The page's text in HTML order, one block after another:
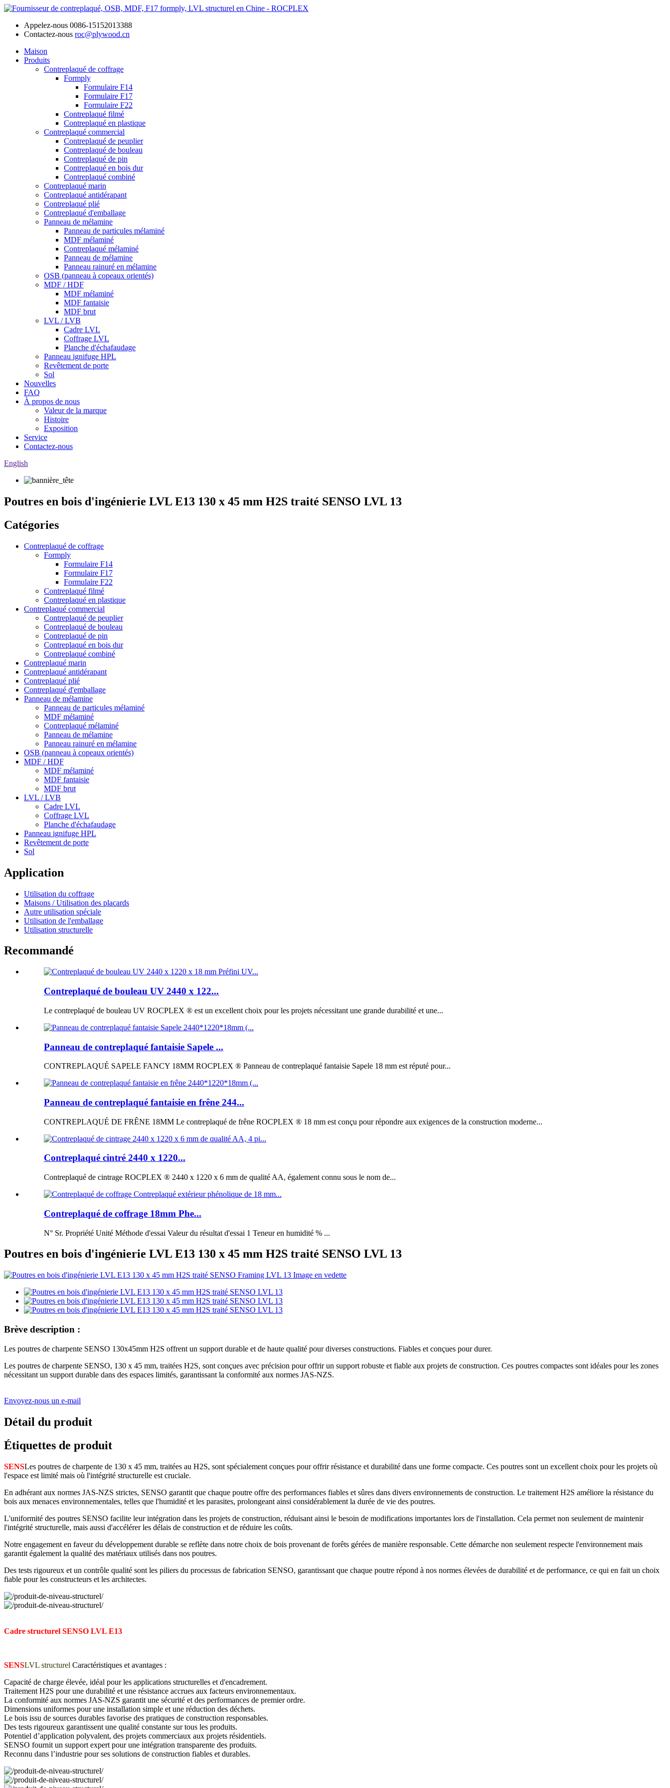
Appelez-nous 0086-15152013388
Contactez-nous roc@plywood.cn
Maison
Produits
Contreplaqué de coffrage
Formply
Formulaire F14
Formulaire F17
Formulaire F22
Contreplaqué filmé
Contreplaqué en plastique
Contreplaqué commercial
Contreplaqué de peuplier
Contreplaqué de bouleau
Contreplaqué de pin
Contreplaqué en bois dur
Contreplaqué combiné
Contreplaqué marin
Contreplaqué antidérapant
Contreplaqué plié
Contreplaqué d'emballage
Panneau de mélamine
Panneau de particules mélaminé
MDF mélaminé
Contreplaqué mélaminé
Panneau de mélamine
Panneau rainuré en mélamine
OSB (panneau à copeaux orientés)
MDF / HDF
MDF mélaminé
MDF fantaisie
MDF brut
LVL / LVB
Cadre LVL
Coffrage LVL
Planche d'échafaudage
Panneau ignifuge HPL
Revêtement de porte
Sol
Nouvelles
FAQ
À propos de nous
Valeur de la marque
Histoire
Exposition
Service
Contactez-nous
English
Poutres en bois d'ingénierie LVL E13 130 x 45 mm H2S traité SENSO LVL 13
Catégories
Contreplaqué de coffrage
Formply
Formulaire F14
Formulaire F17
Formulaire F22
Contreplaqué filmé
Contreplaqué en plastique
Contreplaqué commercial
Contreplaqué de peuplier
Contreplaqué de bouleau
Contreplaqué de pin
Contreplaqué en bois dur
Contreplaqué combiné
Contreplaqué marin
Contreplaqué antidérapant
Contreplaqué plié
Contreplaqué d'emballage
Panneau de mélamine
Panneau de particules mélaminé
MDF mélaminé
Contreplaqué mélaminé
Panneau de mélamine
Panneau rainuré en mélamine
OSB (panneau à copeaux orientés)
MDF / HDF
MDF mélaminé
MDF fantaisie
MDF brut
LVL / LVB
Cadre LVL
Coffrage LVL
Planche d'échafaudage
Panneau ignifuge HPL
Revêtement de porte
Sol
Application
Utilisation du coffrage
Maisons / Utilisation des placards
Autre utilisation spéciale
Utilisation de l'emballage
Utilisation structurelle
Recommandé
Contreplaqué de bouleau UV 2440 x 122...
Le contreplaqué de bouleau UV ROCPLEX ® est un excellent choix pour les projets nécessitant une grande durabilité et une...
Panneau de contreplaqué fantaisie Sapele ...
CONTREPLAQUÉ SAPELE FANCY 18MM ROCPLEX ® Panneau de contreplaqué fantaisie Sapele 18 mm est réputé pour...
Panneau de contreplaqué fantaisie en frêne 244...
CONTREPLAQUÉ DE FRÊNE 18MM Le contreplaqué de frêne ROCPLEX ® 18 mm est conçu pour répondre aux exigences de la construction moderne...
Contreplaqué cintré 2440 x 1220...
Contreplaqué de cintrage ROCPLEX ® 2440 x 1220 x 6 mm de qualité AA, également connu sous le nom de...
Contreplaqué de coffrage 18mm Phe...
N° Sr. Propriété Unité Méthode d'essai Valeur du résultat d'essai 1 Teneur en humidité % ...
Poutres en bois d'ingénierie LVL E13 130 x 45 mm H2S traité SENSO LVL 13
Brève description :
Les poutres de charpente SENSO 130x45mm H2S offrent un support durable et de haute qualité pour diverses constructions. Fiables et conçues pour durer.
Les poutres de charpente SENSO, 130 x 45 mm, traitées H2S, sont conçues avec précision pour offrir un support robuste et fiable aux projets de construction. Ces poutres compactes sont idéales pour les zones
nécessitant un support durable dans des espaces limités, garantissant la conformité aux normes JAS-NZS.
Envoyez-nous un e-mail
Détail du produit
Étiquettes de produit
SENSLes poutres de charpente de 130 x 45 mm, traitées au H2S, sont spécialement conçues pour offrir résistance et durabilité dans une forme compacte. Ces poutres sont un excellent choix pour les projets où
l'espace est limité mais où l'intégrité structurelle est cruciale.
En adhérant aux normes JAS-NZS strictes, SENSO garantit que chaque poutre offre des performances fiables et sûres dans divers environnements de construction. Le traitement H2S améliore la résistance du
bois aux menaces environnementales, telles que l'humidité et les parasites, prolongeant ainsi considérablement la durée de vie des poutres.
L'uniformité des poutres SENSO facilite leur intégration dans les projets de construction, réduisant ainsi le besoin de modifications importantes lors de l'installation. Cela permet non seulement de maintenir
l'intégrité structurelle, mais aussi d'accélérer les délais de construction et de réduire les coûts.
Notre engagement en faveur du développement durable se reflète dans notre choix de bois provenant de forêts gérées de manière responsable. Cette démarche non seulement respecte l'environnement mais
garantit également la qualité des matériaux utilisés dans nos poutres.
Des tests rigoureux et un contrôle qualité sont les piliers du processus de fabrication SENSO, garantissant que chaque poutre répond à nos normes élevées de durabilité et de performance, ce qui en fait un choix
fiable pour les constructeurs et les architectes.
Cadre structurel SENSO LVL E13
SENSLVL structurel Caractéristiques et avantages :
Capacité de charge élevée, idéal pour les applications structurelles et d'encadrement.
Traitement H2S pour une durabilité et une résistance accrues aux facteurs environnementaux.
La conformité aux normes JAS-NZS garantit une sécurité et des performances de premier ordre.
Dimensions uniformes pour une installation simple et une réduction des déchets.
Le bois issu de sources durables favorise des pratiques de construction responsables.
Des tests rigoureux garantissent une qualité constante sur tous les produits.
Potentiel d’application polyvalent, des projets commerciaux aux projets résidentiels.
SENSO fournit un support expert pour une intégration transparente des produits.
Reconnu dans l’industrie pour ses solutions de construction fiables et durables.